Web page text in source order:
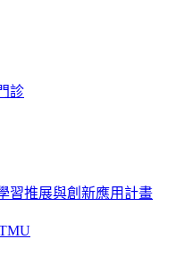
診
習推展與創新應用計畫